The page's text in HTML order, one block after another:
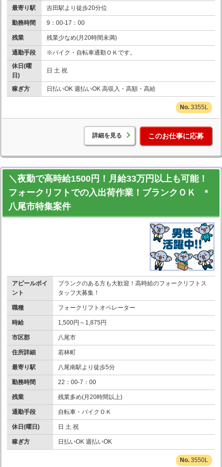
最寄り駅 吉田駅より徒歩20分位
勤務時間 9：00-17：00
残業 残業少なめ(月20時間未満)
通勤手段
※バイク・自転車通勤ＯＫです。
休日(曜
日)
日 土 祝
稼ぎ方 日払いOK 週払いOK 高収入・高額・高給
3355L
詳細を見る このお仕事に応募
＼夜勤で高時給1500円！月給33万円以上も可能！
フォークリフトでの入出荷作業！ブランクＯＫ *
八尾市特集案件
アピールポイ
ント
ブランクのある方も大歓迎！高時給のフォークリフトス
タッフ大募集！
職種 フォークリフトオペレーター
時給 1,500円～1,875円
市区郡 八尾市
住所詳細 若林町
最寄り駅 八尾南駅より徒歩5分
勤務時間 22：00-7：00
残業 残業多め(月20時間以上)
通勤手段 自転車・バイクＯＫ
休日(曜日) 日 土 祝
稼ぎ方 日払いOK 週払いOK
3550L